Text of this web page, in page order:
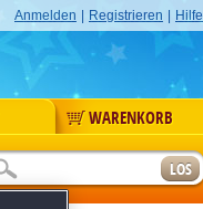
Anmelden Registrieren Hilfe
WARENKORB